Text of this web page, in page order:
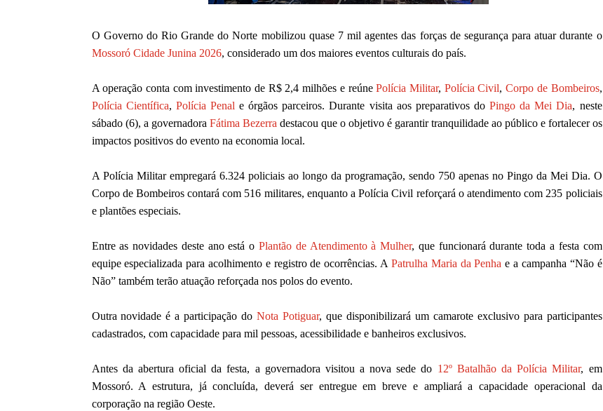
O Governo do Rio Grande do Norte mobilizou quase 7 mil agentes das forças de segurança para atuar durante o
Mossoró Cidade Junina 2026, considerado um dos maiores eventos culturais do país.
A operação conta com investimento de R$ 2,4 milhões e reúnePolícia Militar, Polícia Civil,Corpo de Bombeiros,
Polícia Científica, Polícia Penale órgãos parceiros. Durante visita aos preparativos do Pingo da Mei Dia, neste
sábado (6), a governadora Fátima Bezerradestacou que o objetivo é garantir tranquilidade ao público e fortalecer os
impactos positivos do evento na economia local.
A Polícia Militar empregará 6.324 policiais ao longo da programação, sendo 750 apenas no Pingo da Mei Dia. O
Corpo de Bombeiros contará com 516 militares, enquanto a Polícia Civil reforçará o atendimento com 235 policiais
e plantões especiais.
Entre as novidades deste ano está o Plantão de Atendimento à Mulher, que funcionará durante toda a festa com
equipe especializada para acolhimento e registro de ocorrências. A Patrulha Maria da Penha e a campanha “Não é
Não” também terão atuação reforçada nos polos do evento.
Outra novidade é a participação doNota Potiguar, que disponibilizará um camarote exclusivo para participantes
cadastrados, com capacidade para mil pessoas, acessibilidade e banheiros exclusivos.
Antes da abertura oficial da festa, a governadora visitou a nova sede do 12º Batalhão da Polícia Militar, em
Mossoró. A estrutura, já concluída, deverá ser entregue em breve e ampliará a capacidade operacional da
corporação na região Oeste.